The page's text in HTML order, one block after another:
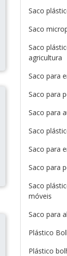
Saco
Saco
Saco
agricultura
Saco para
Saco para
Saco para
Saco
Saco para
Saco para
Saco
móveis
Saco para
Plástico
Plástico